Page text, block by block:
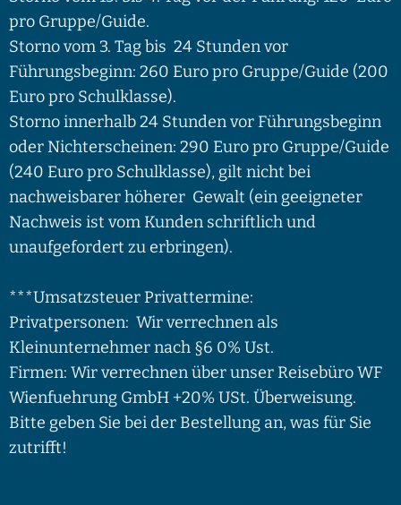
pro Gruppe/Guide.
Storno vom 3. Tag bis 24 Stunden vor
Führungsbeginn: 260 Euro pro Gruppe/Guide (200
Euro pro Schulklasse).
Storno innerhalb 24 Stunden vor Führungsbeginn
oder Nichterscheinen: 290 Euro pro Gruppe/Guide
(240 Euro pro Schulklasse), gilt nicht bei
nachweisbarer höherer Gewalt (ein geeigneter
Nachweis ist vom Kunden schriftlich und
unaufgefordert zu erbringen).
***Umsatzsteuer Privattermine:
Privatpersonen: Wir verrechnen als
Kleinunternehmer nach §6 0% Ust.
Firmen: Wir verrechnen über unser Reisebüro WF
Wienfuehrung GmbH +20% USt. Überweisung.
Bitte geben Sie bei der Bestellung an, was für Sie
zutrifft!